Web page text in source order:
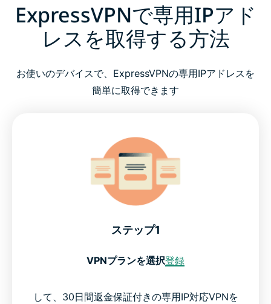
ExpressVPNで専用IPアド
レスを取得する方法
お使いのデバイスで、ExpressVPNの専用IPアドレスを
簡単に取得できます
ステップ1
VPNプランを選択登録
して、30日間返金保証付きの専用IP対応VPNを